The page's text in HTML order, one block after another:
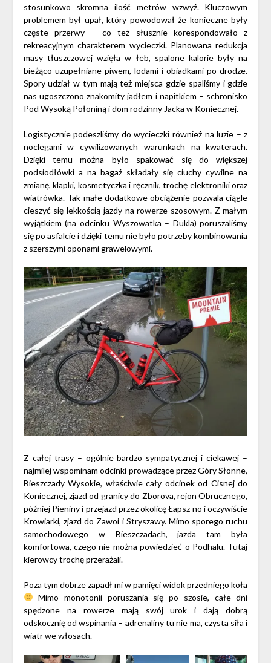
stosunkowo skromna ilość metrów wzwyż. Kluczowym
problemem był upał, który powodował że konieczne były
częste przerwy – co też słusznie korespondowało z
rekreacyjnym charakterem wycieczki. Planowana redukcja
masy tłuszczowej wzięła w łeb, spalone kalorie były na
bieżąco uzupełniane piwem, lodami i obiadkami po drodze.
Spory udział w tym mają też miejsca gdzie spaliśmy i gdzie
nas ugoszczono znakomity jadłem i napitkiem – schronisko
Pod Wysoką Połoninąi dom rodzinny Jacka w Koniecznej.
Logistycznie podeszliśmy do wycieczki również na luzie – z
noclegami w cywilizowanych warunkach na kwaterach.
Dzięki temu można było spakować się do większej
podsiodłówki a na bagaż składały się ciuchy cywilne na
zmianę, klapki, kosmetyczka i ręcznik, trochę elektroniki oraz
wiatrówka. Tak małe dodatkowe obciążenie pozwala ciągle
cieszyć się lekkością jazdy na rowerze szosowym. Z małym
wyjątkiem (na odcinku Wyszowatka – Dukla) poruszaliśmy
się po asfalcie i dzięki temu nie było potrzeby kombinowania
z szerszymi oponami grawelowymi.
Z całej trasy – ogólnie bardzo sympatycznej i ciekawej –
najmilej wspominam odcinki prowadzące przez Góry Słonne,
Bieszczady Wysokie, właściwie cały odcinek od Cisnej do
Koniecznej, zjazd od granicy do Zborova, rejon Obrucznego,
później Pieniny i przejazd przez okolicę Łapsz no i oczywiście
Krowiarki, zjazd do Zawoi i Stryszawy. Mimo sporego ruchu
samochodowego w Bieszczadach, jazda tam była
komfortowa, czego nie można powiedzieć o Podhalu. Tutaj
kierowcy trochę przerażali.
Poza tym dobrze zapadł mi w pamięci widok przedniego koła
Mimo monotonii poruszania się po szosie, całe dni
spędzone na rowerze mają swój urok i dają dobrą
odskocznię od wspinania – adrenaliny tu nie ma, czysta siła i
wiatr we włosach.